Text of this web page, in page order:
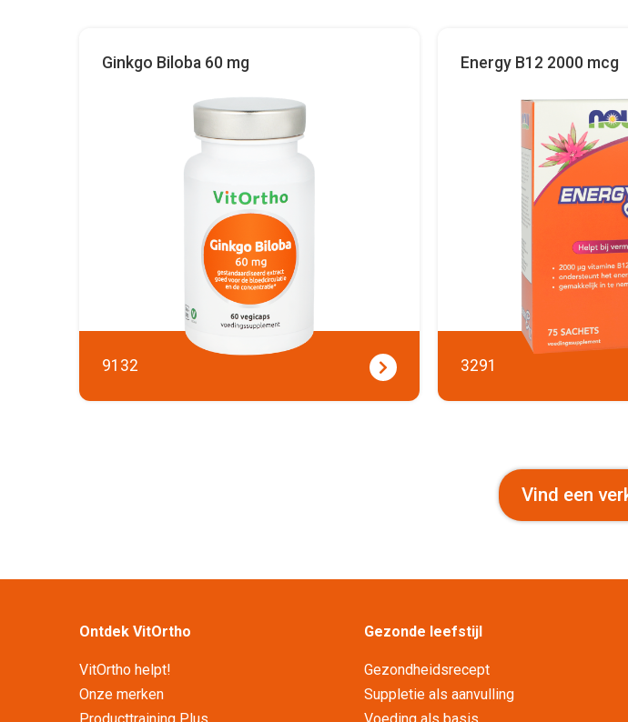
Ginkgo Biloba 60 mg
9132
Energy B12 2000 mcg
3291
Vind een
Ontdek VitOrtho
VitOrtho helpt!
Onze merken
Gezonde leefstijl
Gezondheidsrecept
Suppletie als aanvulling